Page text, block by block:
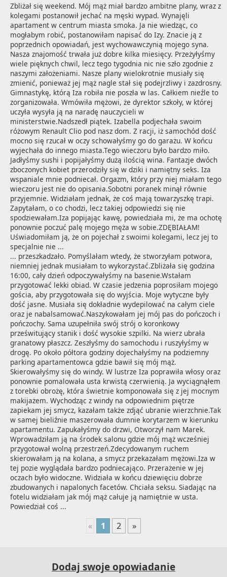
Zbliżał się weekend. Mój mąż miał bardzo ambitne plany, wraz z
kolegami postanowił jechać na męski wypad. Wynajęli
apartament w centrum miasta smoka. Ja nie wiedząc, co
mogłabym robić, postanowiłam napisać do Izy. Znacie ją z
poprzednich opowiadań, jest wychowawczynią mojego syna.
Nasza znajomość trwała już dobre kilka miesięcy. Przeżyłyśmy
wiele pięknych chwil, lecz tego tygodnia nic nie szło zgodnie z
naszymi założeniami. Nasze plany wielokrotnie musiały się
zmienić, ponieważ jej mąż nagle stał się podejrzliwy i zazdrosny.
Gimnastykę, którą Iza robiła nie poszła w las. Całkiem nieźle to
zorganizowała. Wmówiła mężowi, że dyrektor szkoły, w której
uczyła wysyła ją na naradę nauczycieli w
ministerstwie.Nadszedł piątek. Izabella podjechała swoim
różowym Renault Clio pod nasz dom. Z racji, iż samochód dość
mocno się rzucał w oczy schowałyśmy go do garażu. W końcu
wyjechała do innego miasta.Tego wieczoru było bardzo miło.
Jadłyśmy sushi i popijałyśmy dużą ilością wina. Fantazje dwóch
zboczonych kobiet przerodziły się w dziki i namiętny seks. Iza
wspaniale mnie podniecał. Orgazm, który przy niej miałam tego
wieczoru jest nie do opisania.Sobotni poranek minął równie
przyjemnie. Widziałam jednak, że coś mają towarzyszkę trapi.
Zapytałam, o co chodzi, lecz takiej odpowiedzi się nie
spodziewałam.Iza popijając kawę, powiedziała mi, że ma ochotę
ponownie poczuć palę mojego męża w sobie.ZDĘBIAŁAM!
Uświadomiłam ją, że on pojechał z swoimi kolegami, lecz jej to
specjalnie nie ...
... przeszkadzało. Pomyślałam wtedy, że stworzyłam potwora,
niemniej jednak musiałam to wykorzystać.Zbliżała się godzina
16:00, cały dzień odpoczywałyśmy na basenie.Wstałam
przygotować lekki obiad. W czasie jedzenia poprosiłam mojego
gościa, aby przygotowała się do wyjścia. Moje wytyczne były
dość jasne. Musiała się dokładnie wydepilować na całym ciele
oraz je nabalsamować.Naszykowałam jej mój pas do pończoch i
pończochy. Sama uzupełniła swój strój o koronkowy
prześwitujący stanik i dość wysokie szpilki. Na wierz ubrała
granatowy płaszcz. Zeszłyśmy do samochodu i ruszyłyśmy w
drogę. Po około półtora godziny dojechałyśmy na podziemny
parking apartamentowca gdzie bawił się mój mąż.
Skierowałyśmy się do windy. W lustrze Iza poprawiła włosy oraz
ponownie pomalowała usta krwistą czerwienią. Ja wyciągnąłem
z torebki obrożę, która świetnie komponowała się z jej mocnym
makijażem. Wychodząc z windy na odpowiednim piętrze
zapiekam jej smycz, kazałam także zdjąć ubranie wierzchnie.Tak
w samej bieliźnie maszerowała dumnie korytarzem w kierunku
apartamentu. Zapukałyśmy do drzwi, Otworzył nam Marek.
Wprowadziłam ją na środek salonu gdzie mój mąż wcześniej
przygotował wolną przestrzeń.Zdecydowanym ruchem
skierowałam ją na kolana, a smycz przekazałam mężowi.Iza w
tej pozie wyglądała bardzo podniecająco. Przerażenie w jej
oczach było widoczne. Widziała w końcu dziewięciu dobrze
zbudowanych i napalonych facetów. Chciała seksu. Siadając na
fotelu widziałam jak mój mąż całuje ją namiętnie w usta.
Powiedział coś ...
« 1 2 »
Dodaj swoje opowiadanie